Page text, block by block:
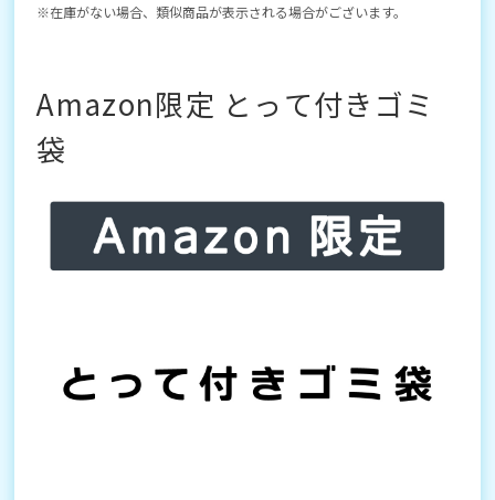
在庫がない場合、類似商品が表示される場合がございます。
Amazon限定 とって付きゴミ
袋